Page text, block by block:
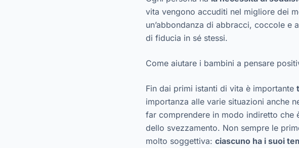
vita vengono accuditi nel migliore dei
un’abbondanza di abbracci, coccole e
di fiducia in sé stessi.
Come aiutare i bambini a pensare
Fin dai primi istanti di vita è importante
importanza alle varie situazioni anche
far comprendere in modo indiretto che
dello svezzamento. Non sempre le
molto soggettiva: ciascuno ha i suoi